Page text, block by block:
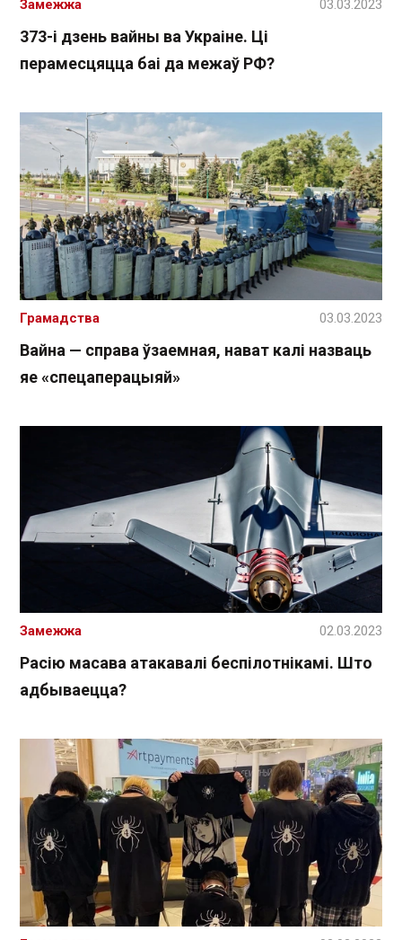
373-і дзень вайны ва Украіне. Ці
перамесцяцца баі да межаў РФ?
Замежжа 03.03.2023
Вайна — справа ўзаемная, нават калі назваць
яе «спецаперацыяй»
Грамадства 03.03.2023
Расію масава атакавалі беспілотнікамі. Што
адбываецца?
Замежжа 02.03.2023